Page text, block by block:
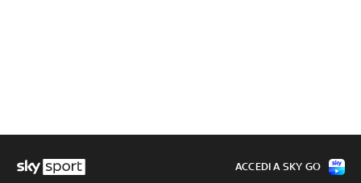
ACCEDI A SKY GO